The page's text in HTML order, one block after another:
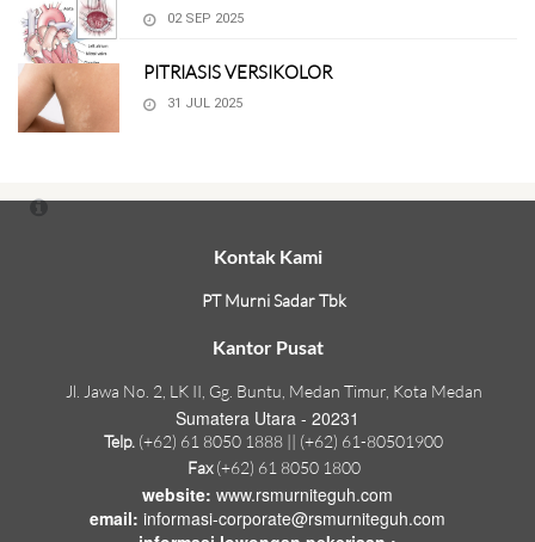
02 SEP 2025
PITRIASIS VERSIKOLOR
31 JUL 2025
Kontak Kami
PT Murni Sadar Tbk
Kantor Pusat
Jl. Jawa No. 2, LK II, Gg. Buntu, Medan Timur, Kota Medan
Sumatera Utara - 20231
Telp. (+62) 61 8050 1888 || (+62) 61-80501900
Fax(+62) 61 8050 1800
website: www.rsmurniteguh.com
email: informasi-corporate@rsmurniteguh.com